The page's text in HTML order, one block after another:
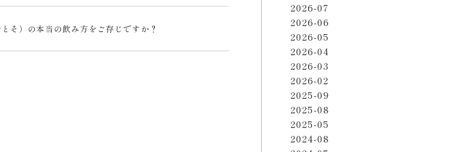
そ）の本当の飲み方をご存じですか？
2026-07
2026-06
2026-05
2026-04
2026-03
2026-02
2025-09
2025-08
2025-05
2024-08